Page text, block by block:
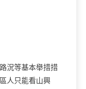
況等基本舉措措
人只能看山興